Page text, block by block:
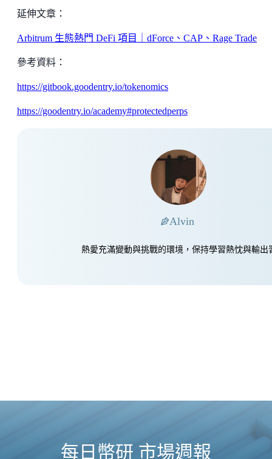
延伸文章：
Arbitrum 生態熱門 DeFi 項目｜dForce、CAP、Rage Trade
參考資料：
https://gitbook.goodentry.io/tokenomics
https://goodentry.io/academy#protectedperps
Alvin
熱愛充滿變動與挑戰的環境，保持學習熱忱與輸出
每日幣研 市場週報